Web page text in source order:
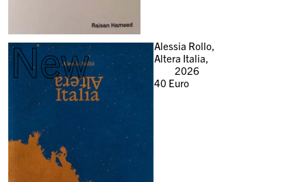
New
Alessia Rollo,
Altera Italia,
2026
40 Euro